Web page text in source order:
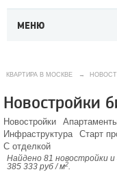
МЕНЮ
КВАРТИРА В МОСКВЕ →
Новостройки
Новостройки
Инфраструктура
Старт
С отделкой
Найдено 81 новостройки
385 333 руб / м2.